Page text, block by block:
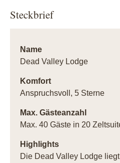
Steckbrief
Name
Dead Valley Lodge
Komfort
Anspruchsvoll, 5 Sterne
Max. Gästeanzahl
Max. 40 Gäste in 20
Highlights
Die Dead Valley Lodge